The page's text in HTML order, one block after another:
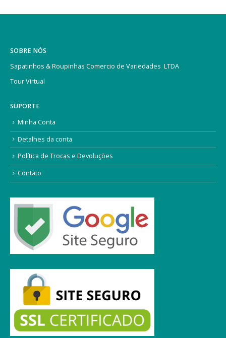
SOBRE NÓS
Sapatinhos & Roupinhas Comercio de Variedades LTDA
Tour Virtual
SUPORTE
Minha Conta
Detalhes da conta
Política de Trocas e Devoluções
Contato